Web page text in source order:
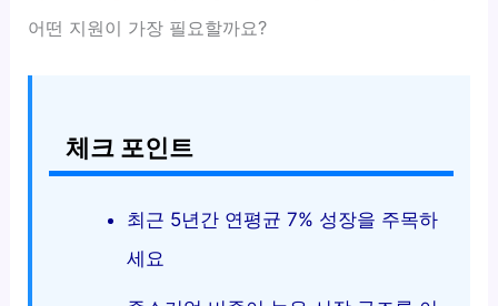
어떤 지원이 가장 필요할까요?
체크 포인트
최근 5년간 연평균 7% 성장을 주목하
세요